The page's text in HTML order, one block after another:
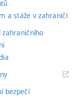
a stáže v zahraničí
zahraničního
(externí
bezpečí